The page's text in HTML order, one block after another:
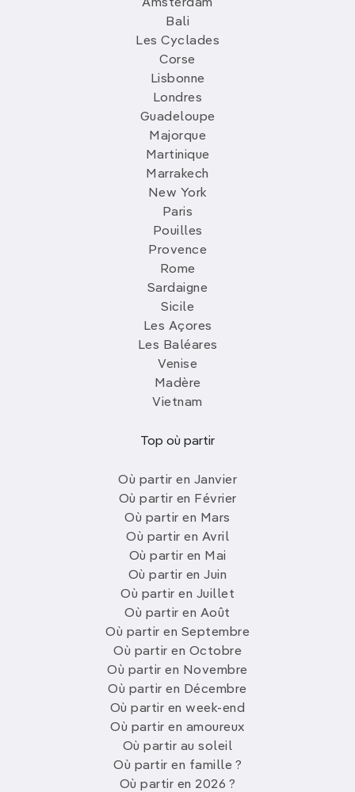
Amsterdam
Bali
Les Cyclades
Corse
Lisbonne
Londres
Guadeloupe
Majorque
Martinique
Marrakech
New York
Paris
Pouilles
Provence
Rome
Sardaigne
Sicile
Les Açores
Les Baléares
Venise
Madère
Vietnam
Top où partir
Où partir en Janvier
Où partir en Février
Où partir en Mars
Où partir en Avril
Où partir en Mai
Où partir en Juin
Où partir en Juillet
Où partir en Août
Où partir en Septembre
Où partir en Octobre
Où partir en Novembre
Où partir en Décembre
Où partir en week-end
Où partir en amoureux
Où partir au soleil
Où partir en famille ?
Où partir en 2026 ?